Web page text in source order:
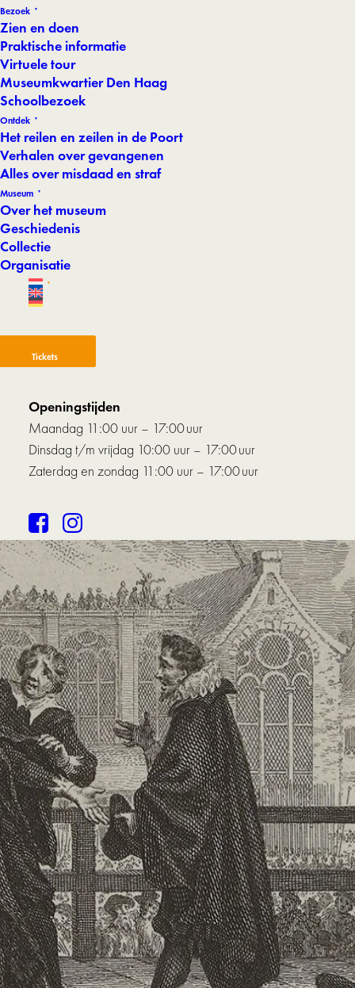
Bezoek
Zien en doen
Praktische informatie
Virtuele tour
Museumkwartier Den Haag
Schoolbezoek
Ontdek
Het reilen en zeilen in de Poort
Verhalen over gevangenen
Alles over misdaad en straf
Museum
Over het museum
Geschiedenis
Collectie
Organisatie
Tickets
Openingstijden
Maandag 11:00 uur – 17:00 uur
Dinsdag t/m vrijdag 10:00 uur – 17:00 uur
Zaterdag en zondag 11:00 uur – 17:00 uur